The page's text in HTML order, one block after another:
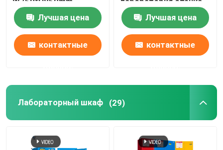
устойчивая к
химическим
веществам
Лучшая цена
контактные
скамейка мебель
Лучшая цена
контактные
Лабораторный шкаф (29)